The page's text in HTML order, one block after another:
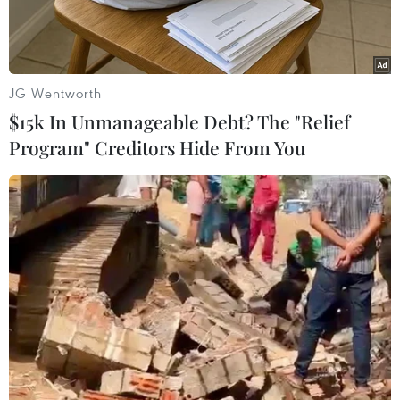
hai đối tượng Nguyễn Thị Hà và Phạm Thị Tân
tội"lừa đảo chiếm đoạt tài sản" vì hành vi lừa
đảo, chiếm đoạt tài sản lớn của nhiều đồng bào
dântộc thiểu số ở Hà Giang.
Theo kết luận điều tra, là một giáoviên tiểu học,
bị can Nguyễn Thị Hà (sinh năm 1971, giáo viên
tiểu học, thường trú tại tổ 3 phường
QuangTrung, thành phố Hà Giang) không chỉn
chu trong công tác, mà sađọa biến chất, đua đòi
ăn chơi.
Để có tiền chi tiêu phục vụ nhu cầu cánhân,
nắm bắt được nhu cầu tìm kiếm công ăn việc
làm của một số gia đìnhđồng bào dân tộc thiểu
số trong tỉnh Hà Giang và các tỉnh Lào
JG Wentworth
$15k In Unmanageable Debt? The "Relief
Program" Creditors Hide From You